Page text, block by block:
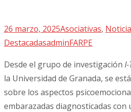
26 marzo, 2025Asociativas,
DestacadasadminFARPE
Desde el grupo de investigación I-
la Universidad de Granada, se
sobre los aspectos
embarazadas diagnosticadas con